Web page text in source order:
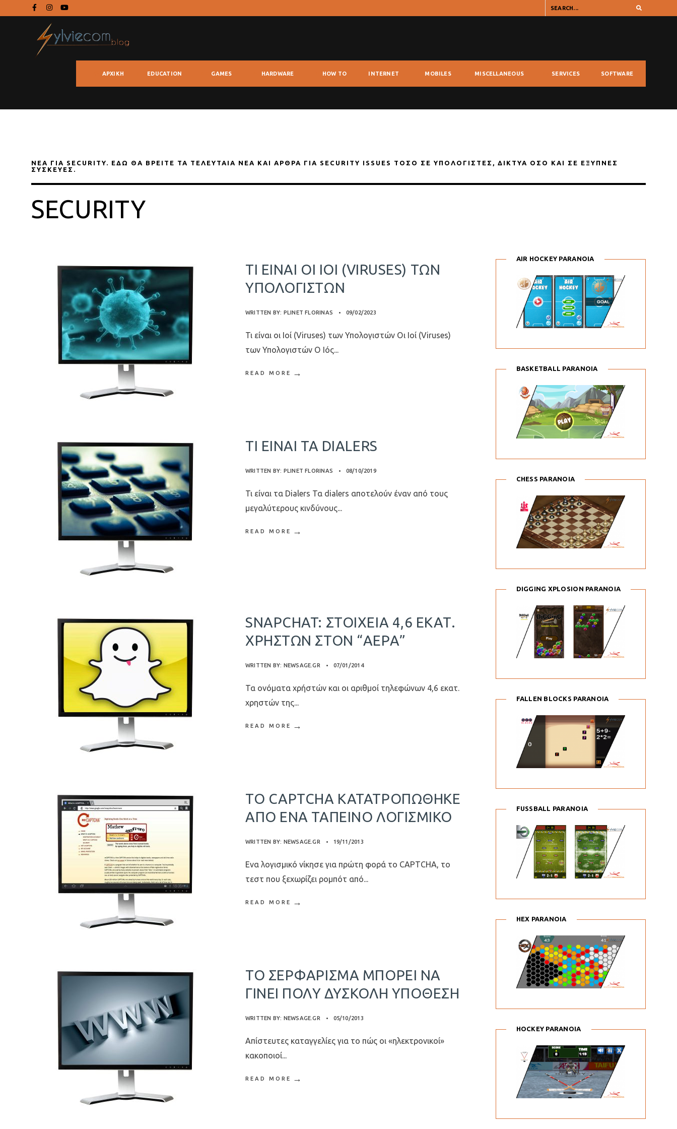
ΑΡΧΙΚΉ EDUCATION GAMES HARDWARE HOW TO INTERNET MOBILES MISCELLANEOUS SERVICES SOFTWARE
ΝΈΑ ΓΙΑ SECURITY. ΕΔΏ ΘΑ ΒΡΕΊΤΕ ΤΑ ΤΕΛΕΥΤΑΊΑ ΝΈΑ ΚΑΙ ΆΡΘΡΑ ΓΙΑ SECURITY ISSUES ΤΌΣΟ ΣΕ ΥΠΟΛΟΓΙΣΤΈΣ, ΔΊΚΤΥΑ ΌΣΟ ΚΑΙ ΣΕ ΈΞΥΠΝΕΣ
ΣΥΣΚΕΥΈΣ.
SECURITY
ΤΙ ΕΊΝΑΙ ΟΙ ΙΟΊ (VIRUSES) ΤΩΝ
ΥΠΟΛΟΓΙΣΤΏΝ
WRITTEN BY: PLINET FLORINAS • 09/02/2023
Τι είναι οι Ιοί (Viruses) των Υπολογιστών Οι Ιοί (Viruses)
των Υπολογιστών Ο Ιός...
READ MORE →
ΤΙ ΕΊΝΑΙ ΤΑ DIALERS
WRITTEN BY: PLINET FLORINAS • 08/10/2019
Τι είναι τα Dialers Τα dialers αποτελούν έναν από τους
μεγαλύτερους κινδύνους...
READ MORE →
SNAPCHAT: ΣΤΟΙΧΕΊΑ 4,6 ΕΚΑΤ.
ΧΡΗΣΤΏΝ ΣΤΟΝ “ΑΈΡΑ”
WRITTEN BY: NEWSAGE.GR • 07/01/2014
Τα ονόματα χρήστών και οι αριθμοί τηλεφώνων 4,6 εκατ.
χρηστών της...
READ MORE →
ΤΟ CAPTCHA ΚΑΤΑΤΡΟΠΏΘΗΚΕ
ΑΠΌ ΈΝΑ ΤΑΠΕΙΝΌ ΛΟΓΙΣΜΙΚΌ
WRITTEN BY: NEWSAGE.GR • 19/11/2013
Ενα λογισμικό νίκησε για πρώτη φορά το CAPTCHA, το
τεστ που ξεχωρίζει ρομπότ από...
READ MORE →
ΤΟ ΣΕΡΦΆΡΙΣΜΑ ΜΠΟΡΕΊ ΝΑ
ΓΊΝΕΙ ΠΟΛΎ ΔΎΣΚΟΛΗ ΥΠΌΘΕΣΗ
WRITTEN BY: NEWSAGE.GR • 05/10/2013
Απίστευτες καταγγελίες για το πώς οι «ηλεκτρονικοί»
κακοποιοί...
READ MORE →
AIR HOCKEY PARANOIA
BASKETBALL PARANOIA
CHESS PARANOIA
DIGGING XPLOSION PARANOIA
FALLEN BLOCKS PARANOIA
FUSSBALL PARANOIA
HEX PARANOIA
HOCKEY PARANOIA